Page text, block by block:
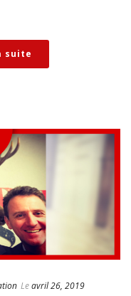
suite
Leavril 26, 2019